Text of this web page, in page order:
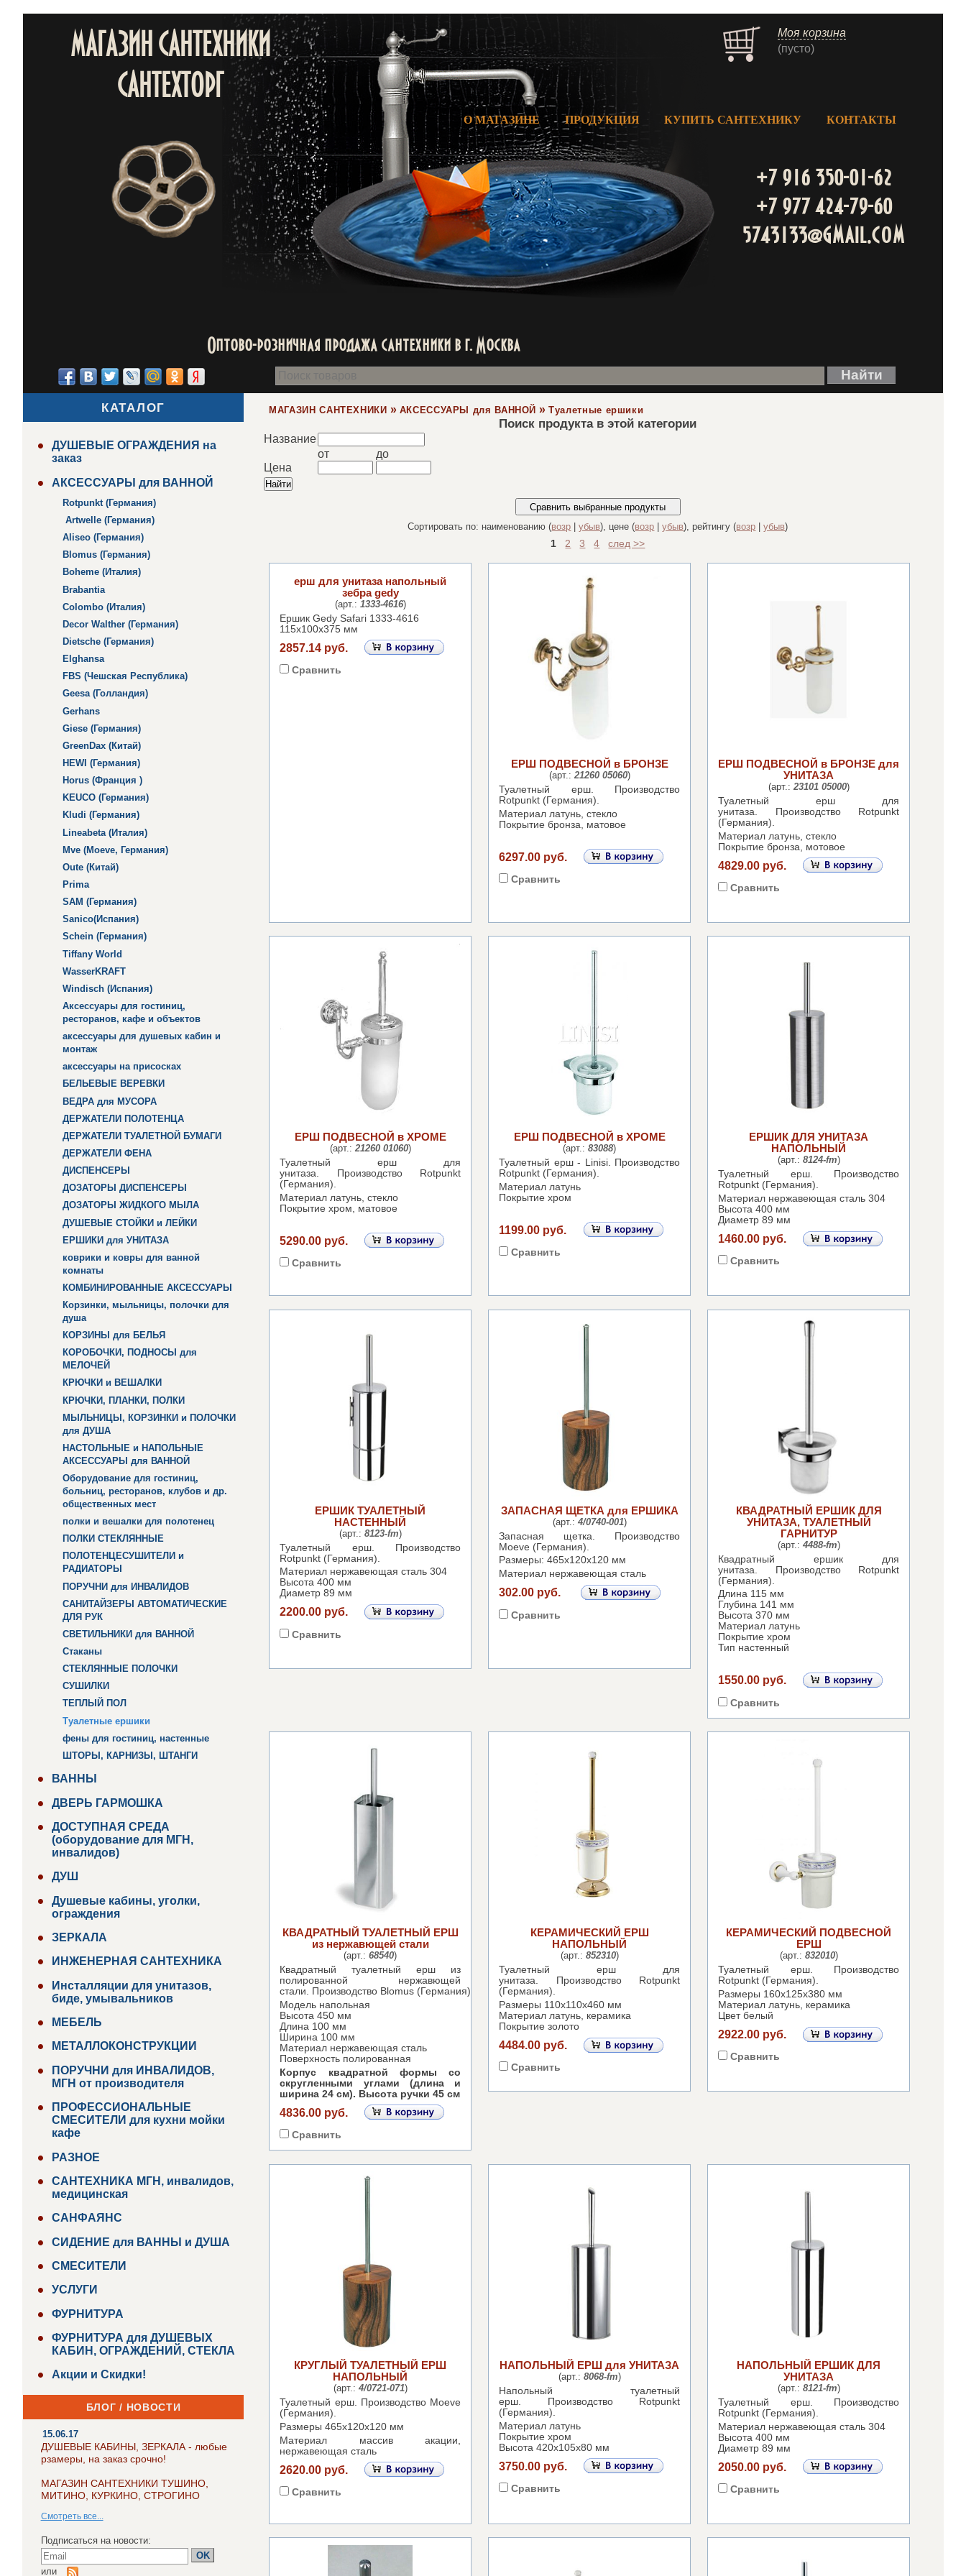
МАГАЗИН САНТЕХНИКИ
САНТЕХТОРГ
Моя корзина
(пусто)
О МАГАЗИНЕ ПРОДУКЦИЯ КУПИТЬ САНТЕХНИКУ КОНТАКТЫ
+7 916 350-01-62
+7 977 424-79-60
5743133@gmail.com
Оптово-розничная продажа сантехники в г. Москва
КАТАЛОГ
ДУШЕВЫЕ ОГРАЖДЕНИЯ на
заказ
АКСЕССУАРЫ для ВАННОЙ
Rotpunkt (Германия)
Artwelle (Германия)
Aliseo (Германия)
Blomus (Германия)
Boheme (Италия)
Brabantia
Colombo (Италия)
Decor Walther (Германия)
Dietsche (Германия)
Elghansa
FBS (Чешская Республика)
Geesa (Голландия)
Gerhans
Giese (Германия)
GreenDax (Китай)
HEWI (Германия)
Horus (Франция )
KEUCO (Германия)
Kludi (Германия)
Lineabeta (Италия)
Mve (Moeve, Германия)
Oute (Китай)
Prima
SAM (Германия)
Sanico(Испания)
Schein (Германия)
Tiffany World
WasserKRAFT
Windisch (Испания)
Аксессуары для гостиниц,
ресторанов, кафе и объектов
аксессуары для душевых кабин и
монтаж
аксессуары на присосках
БЕЛЬЕВЫЕ ВЕРЕВКИ
ВЕДРА для МУСОРА
ДЕРЖАТЕЛИ ПОЛОТЕНЦА
ДЕРЖАТЕЛИ ТУАЛЕТНОЙ БУМАГИ
ДЕРЖАТЕЛИ ФЕНА
ДИСПЕНСЕРЫ
ДОЗАТОРЫ ДИСПЕНСЕРЫ
ДОЗАТОРЫ ЖИДКОГО МЫЛА
ДУШЕВЫЕ СТОЙКИ и ЛЕЙКИ
ЕРШИКИ для УНИТАЗА
коврики и ковры для ванной
комнаты
КОМБИНИРОВАННЫЕ АКСЕССУАРЫ
Корзинки, мыльницы, полочки для
душа
КОРЗИНЫ для БЕЛЬЯ
КОРОБОЧКИ, ПОДНОСЫ для
МЕЛОЧЕЙ
КРЮЧКИ и ВЕШАЛКИ
КРЮЧКИ, ПЛАНКИ, ПОЛКИ
МЫЛЬНИЦЫ, КОРЗИНКИ и ПОЛОЧКИ
для ДУША
НАСТОЛЬНЫЕ и НАПОЛЬНЫЕ
АКСЕССУАРЫ для ВАННОЙ
Оборудование для гостиниц,
больниц, ресторанов, клубов и др.
общественных мест
полки и вешалки для полотенец
ПОЛКИ СТЕКЛЯННЫЕ
ПОЛОТЕНЦЕСУШИТЕЛИ и
РАДИАТОРЫ
ПОРУЧНИ для ИНВАЛИДОВ
САНИТАЙЗЕРЫ АВТОМАТИЧЕСКИЕ
ДЛЯ РУК
СВЕТИЛЬНИКИ для ВАННОЙ
Стаканы
СТЕКЛЯННЫЕ ПОЛОЧКИ
СУШИЛКИ
ТЕПЛЫЙ ПОЛ
Туалетные ершики
фены для гостиниц, настенные
ШТОРЫ, КАРНИЗЫ, ШТАНГИ
ВАННЫ
ДВЕРЬ ГАРМОШКА
ДОСТУПНАЯ СРЕДА
(оборудование для МГН,
инвалидов)
ДУШ
Душевые кабины, уголки,
ограждения
ЗЕРКАЛА
ИНЖЕНЕРНАЯ САНТЕХНИКА
Инсталляции для унитазов,
биде, умывальников
МЕБЕЛЬ
МЕТАЛЛОКОНСТРУКЦИИ
ПОРУЧНИ для ИНВАЛИДОВ,
МГН от производителя
ПРОФЕССИОНАЛЬНЫЕ
СМЕСИТЕЛИ для кухни мойки
кафе
РАЗНОЕ
САНТЕХНИКА МГН, инвалидов,
медицинская
САНФАЯНС
СИДЕНИЕ для ВАННЫ и ДУША
СМЕСИТЕЛИ
УСЛУГИ
ФУРНИТУРА
ФУРНИТУРА для ДУШЕВЫХ
КАБИН, ОГРАЖДЕНИЙ, СТЕКЛА
Акции и Скидки!
БЛОГ / НОВОСТИ
15.06.17
ДУШЕВЫЕ КАБИНЫ, ЗЕРКАЛА - любые
рзамеры, на заказ срочно!
МАГАЗИН САНТЕХНИКИ ТУШИНО,
МИТИНО, КУРКИНО, СТРОГИНО
Смотреть все...
Подписаться на новости:
или
МАГАЗИН САНТЕХНИКИ » АКСЕССУАРЫ для ВАННОЙ »Туалетные ершики
Поиск продукта в этой категории
Название
Цена
от до
Сортировать по: наименованию (возр |убыв), цене (возр |убыв), рейтингу (возр |убыв)
1
2 3 4 след >>
ерш для унитаза напольный
зебра gedy
(арт.: 1333-4616)
Ершик Gedy Safari 1333-4616
115x100x375 мм
2857.14 руб.
Сравнить
ЕРШ ПОДВЕСНОЙ в БРОНЗЕ
(арт.: 21260 05060)
Туалетный ерш.
Производство
Rotpunkt (Германия).
Материал латунь, стекло
Покрытие бронза, матовое
6297.00 руб.
Сравнить
ЕРШ ПОДВЕСНОЙ в БРОНЗЕ для
УНИТАЗА
(арт.: 23101 05000)
Туалетный ерш для
унитаза.
Производство Rotpunkt
(Германия).
Материал латунь, стекло
Покрытие бронза, мотовое
4829.00 руб.
Сравнить
ЕРШ ПОДВЕСНОЙ в ХРОМЕ
(арт.: 21260 01060)
Туалетный ерш для
унитаза.
Производство Rotpunkt
(Германия).
Материал латунь, стекло
Покрытие хром, матовое
5290.00 руб.
Сравнить
ЕРШ ПОДВЕСНОЙ в ХРОМЕ
(арт.:83088)
Туалетный ерш - Linisi. Производство
Rotpunkt (Германия).
Материал латунь
Покрытие хром
1199.00 руб.
Сравнить
ЕРШИК ДЛЯ УНИТАЗА
НАПОЛЬНЫЙ
(арт.: 8124-fm)
Туалетный ерш.
Производство
Rotpunkt (Германия).
Материал нержавеющая сталь 304
Высота 400 мм
Диаметр 89 мм
1460.00 руб.
Сравнить
ЕРШИК ТУАЛЕТНЫЙ
НАСТЕННЫЙ
(арт.: 8123-fm)
Туалетный ерш. Производство
Rotpunkt (Германия).
Материал нержавеющая сталь 304
Высота 400 мм
Диаметр 89 мм
2200.00 руб.
Сравнить
ЗАПАСНАЯ ЩЕТКА для ЕРШИКА
(арт.: 4/0740-001)
Запасная щетка. Производство
Moeve (Германия).
Размеры: 465х120х120 мм
Материал нержавеющая сталь
302.00 руб.
Сравнить
КВАДРАТНЫЙ ЕРШИК ДЛЯ
УНИТАЗА, ТУАЛЕТНЫЙ
ГАРНИТУР
(арт.: 4488-fm)
Квадратный ершик для
унитаза. Производство Rotpunkt
(Германия).
Длина 115 мм
Глубина 141 мм
Высота 370 мм
Материал латунь
Покрытие хром
Тип настенный
1550.00 руб.
Сравнить
КВАДРАТНЫЙ ТУАЛЕТНЫЙ ЕРШ
из нержавющей стали
(арт.:68540)
Квадратный туалетный ерш из
полированной нержавющей
стали. Производство Blomus (Германия).
Модель напольная
Высота 450 мм
Длина 100 мм
Ширина 100 мм
Материал нержавеющая сталь
Поверхность полированная
Корпус квадратной формы со
скругленными углами (длина и
ширина 24 см). Высота ручки 45 см
4836.00 руб.
Сравнить
КЕРАМИЧЕСКИЙ ЕРШ
НАПОЛЬНЫЙ
(арт.: 852310)
Туалетный ерш для
унитаза.
Производство Rotpunkt
(Германия).
Размеры 110х110х460 мм
Материал латунь, керамика
Покрытие золото
4484.00 руб.
Сравнить
КЕРАМИЧЕСКИЙ ПОДВЕСНОЙ
ЕРШ
(арт.: 832010)
Туалетный ерш.
Производство
Rotpunkt (Германия).
Размеры 160х125х380 мм
Материал латунь, керамика
Цвет белый
2922.00 руб.
Сравнить
КРУГЛЫЙ ТУАЛЕТНЫЙ ЕРШ
НАПОЛЬНЫЙ
(арт.: 4/0721-071)
Туалетный ерш.
Производство Moeve
(Германия).
Размеры 465х120х120 мм
Материал массив акации,
нержавеющая сталь
2620.00 руб.
Сравнить
НАПОЛЬНЫЙ ЕРШ для УНИТАЗА
(арт.: 8068-fm)
Напольный туалетный
ерш.
Производство Rotpunkt
(Германия).
Материал латунь
Покрытие хром
Высота 420х105х80 мм
3750.00 руб.
Сравнить
НАПОЛЬНЫЙ ЕРШИК ДЛЯ
УНИТАЗА
(арт.: 8121-fm)
Туалетный ерш.
Производство
Rotpunkt (Германия).
Материал нержавеющая сталь 304
Высота 400 мм
Диаметр 89 мм
2050.00 руб.
Сравнить